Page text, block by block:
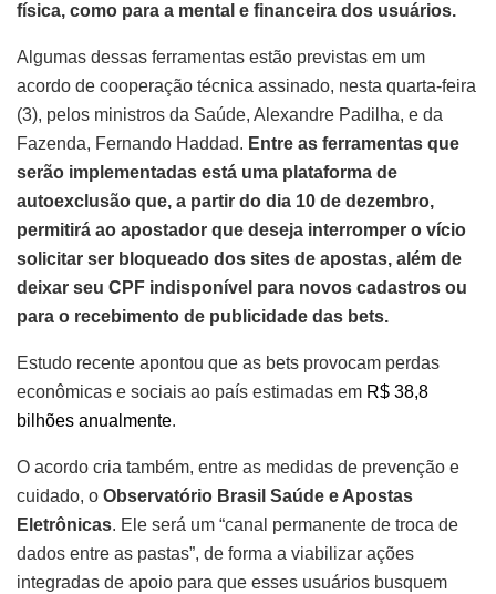
física, como para a mental e financeira dos usuários.
Algumas dessas ferramentas estão previstas em um
acordo de cooperação técnica assinado, nesta quarta-feira
(3), pelos ministros da Saúde, Alexandre Padilha, e da
Fazenda, Fernando Haddad. Entre as ferramentas que
serão implementadas está uma plataforma de
autoexclusão que, a partir do dia 10 de dezembro,
permitirá ao apostador que deseja interromper o vício
solicitar ser bloqueado dos sites de apostas, além de
deixar seu CPF indisponível para novos cadastros ou
para o recebimento de publicidade das bets.
Estudo recente apontou que as bets provocam perdas
econômicas e sociais ao país estimadas em R$ 38,8
bilhões anualmente.
O acordo cria também, entre as medidas de prevenção e
cuidado, o Observatório Brasil Saúde e Apostas
Eletrônicas. Ele será um “canal permanente de troca de
dados entre as pastas”, de forma a viabilizar ações
integradas de apoio para que esses usuários busquem